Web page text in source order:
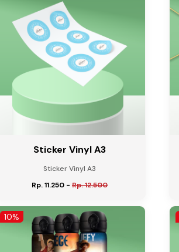
Sticker Vinyl A3
Sticker Vinyl A3
Rp. 11.250 - Rp. 12.500
10%